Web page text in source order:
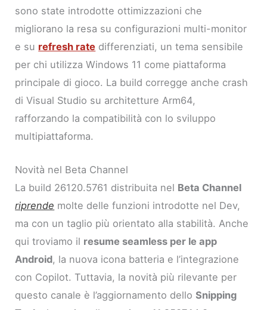
sono state introdotte ottimizzazioni che
migliorano la resa su configurazioni multi-monitor
e su refresh rate differenziati, un tema sensibile
per chi utilizza Windows 11 come piattaforma
principale di gioco. La build corregge anche crash
di Visual Studio su architetture Arm64,
rafforzando la compatibilità con lo sviluppo
multipiattaforma.
Novità nel Beta Channel
La build 26120.5761 distribuita nel Beta Channel
riprende molte delle funzioni introdotte nel Dev,
ma con un taglio più orientato alla stabilità. Anche
qui troviamo il resume seamless per le app
Android, la nuova icona batteria e l’integrazione
con Copilot. Tuttavia, la novità più rilevante per
questo canale è l’aggiornamento delloSnipping